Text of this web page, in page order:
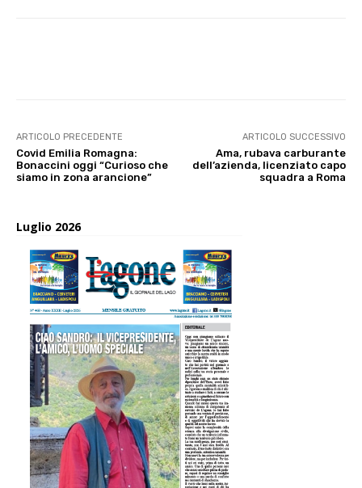
ARTICOLO PRECEDENTE
Covid Emilia Romagna:
Bonaccini oggi “Curioso che
siamo in zona arancione”
ARTICOLO SUCCESSIVO
Ama, rubava carburante
dell’azienda, licenziato capo
squadra a Roma
Luglio 2026